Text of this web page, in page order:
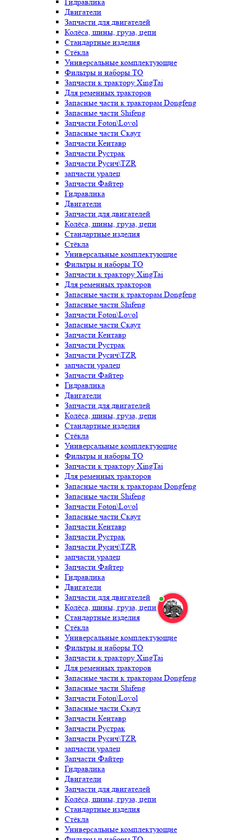
Двигатели
Запчасти для двигателей
Колёса, шины, груза, цепи
Стандартные изделия
Стёкла
Универсальные комплектующие
Фильтры и наборы ТО
Запчасти к трактору XingTai
Для ременных тракторов
Запасные части к тракторам Dongfeng
Запасные части Shifeng
Запчасти Foton\Lovol
Запасные части Скаут
Запчасти Кентавр
Запчасти Рустрак
Запчасти Русич\TZR
запчасти уралец
Запчасти Файтер
Гидравлика
Двигатели
Запчасти для двигателей
Колёса, шины, груза, цепи
Стандартные изделия
Стёкла
Универсальные комплектующие
Фильтры и наборы ТО
Запчасти к трактору XingTai
Для ременных тракторов
Запасные части к тракторам Dongfeng
Запасные части Shifeng
Запчасти Foton\Lovol
Запасные части Скаут
Запчасти Кентавр
Запчасти Рустрак
Запчасти Русич\TZR
запчасти уралец
Запчасти Файтер
Гидравлика
Двигатели
Запчасти для двигателей
Колёса, шины, груза, цепи
Стандартные изделия
Стёкла
Универсальные комплектующие
Фильтры и наборы ТО
Запчасти к трактору XingTai
Для ременных тракторов
Запасные части к тракторам Dongfeng
Запасные части Shifeng
Запчасти Foton\Lovol
Запасные части Скаут
Запчасти Кентавр
Запчасти Рустрак
Запчасти Русич\TZR
запчасти уралец
Запчасти Файтер
Гидравлика
Двигатели
Запчасти для двигателей
Колёса, шины, груза, цепи
Стандартные изделия
Стёкла
Универсальные комплектующие
Фильтры и наборы ТО
Запчасти к трактору XingTai
Для ременных тракторов
Запасные части к тракторам Dongfeng
Запасные части Shifeng
Запчасти Foton\Lovol
Запасные части Скаут
Запчасти Кентавр
Запчасти Рустрак
Запчасти Русич\TZR
запчасти уралец
Запчасти Файтер
Гидравлика
Двигатели
Запчасти для двигателей
Колёса, шины, груза, цепи
Стандартные изделия
Стёкла
Универсальные комплектующие